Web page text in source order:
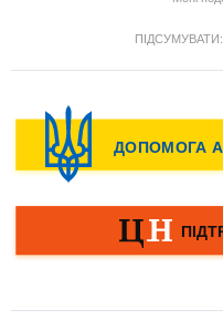
ПІДСУМУВАТИ: